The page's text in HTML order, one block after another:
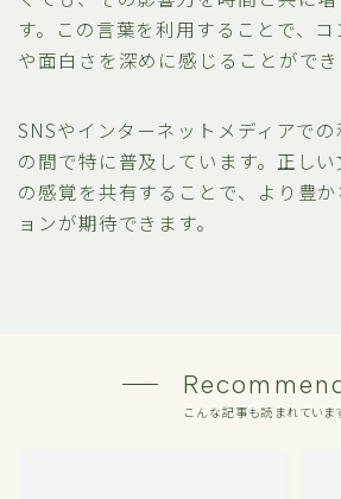
す。この言葉を利用することで、
や面白さを深めに感じることができ
SNSやインターネットメディアで
の間で特に普及しています。正し
の感覚を共有することで、より豊
ョンが期待できます。
こんな記事も読まれていま